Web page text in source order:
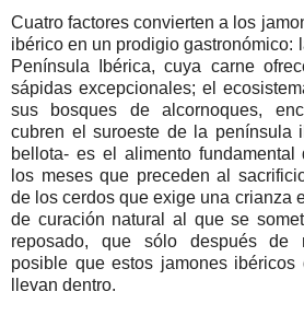
Cuatro factores convierten a los
ibérico en un prodigio gastronómico:
Península Ibérica, cuya carne
sápidas excepcionales; el
sus bosques de alcornoques,
cubren el suroeste de la península
bellota- es el alimento
los meses que preceden al
de los cerdos que exige una crianza
de curación natural al que se
reposado, que sólo después de
posible que estos jamones
llevan dentro.